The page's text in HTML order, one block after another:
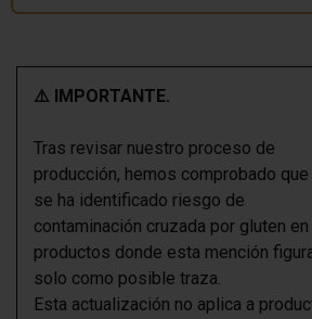
⚠️ IMPORTANTE.
Tras revisar nuestro proceso de
producción, hemos comprobado que
se ha identificado riesgo de
contaminación cruzada por gluten
productos donde esta mención
solo como posible traza.
Esta actualización no aplica a